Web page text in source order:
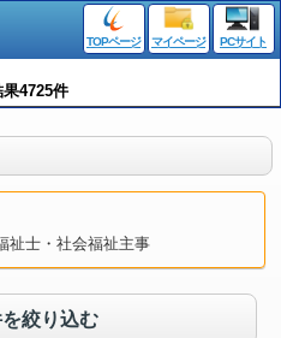
TOPページ マイページ PCサイト
4725件
祉士・社会福祉主事
絞り込む